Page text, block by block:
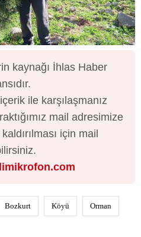
kaynağı İhlas Haber
ile karşılaşmanız
mail adresimize
için mail
Bozkurt Köyü Orman